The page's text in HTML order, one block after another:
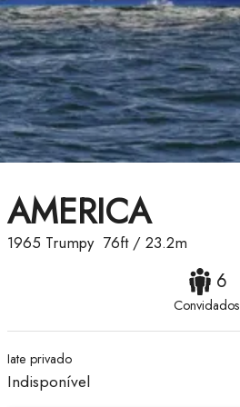
AMERICA
1965 Trumpy 76ft/ 23.2m
6
Convidados
Iate privado
Indisponível